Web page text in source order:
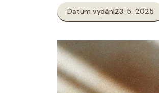
Datum vydání23. 5. 2025